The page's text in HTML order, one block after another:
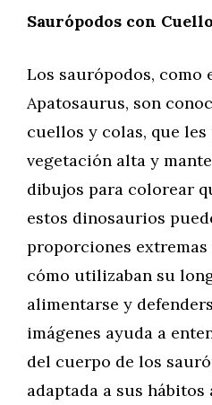
Saurópodos con
Los saurópodos, como
Apatosaurus, son
cuellos y colas, que
vegetación alta y
dibujos para colorear
estos dinosaurios
proporciones
cómo utilizaban su
alimentarse y
imágenes ayuda a
del cuerpo de los
adaptada a sus